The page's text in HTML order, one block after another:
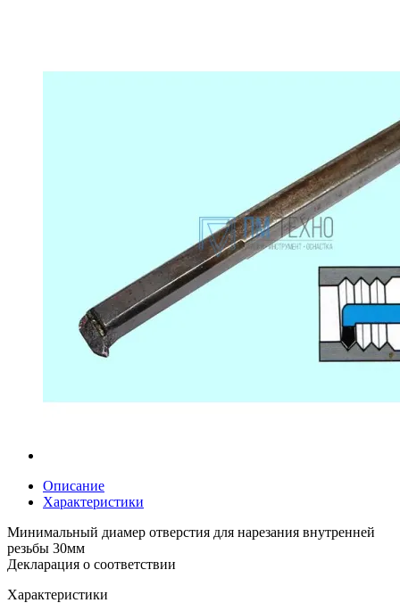
Описание
Характеристики
Минимальный диамер отверстия для нарезания внутренней
резьбы 30мм
Декларация о соответствии
Характеристики